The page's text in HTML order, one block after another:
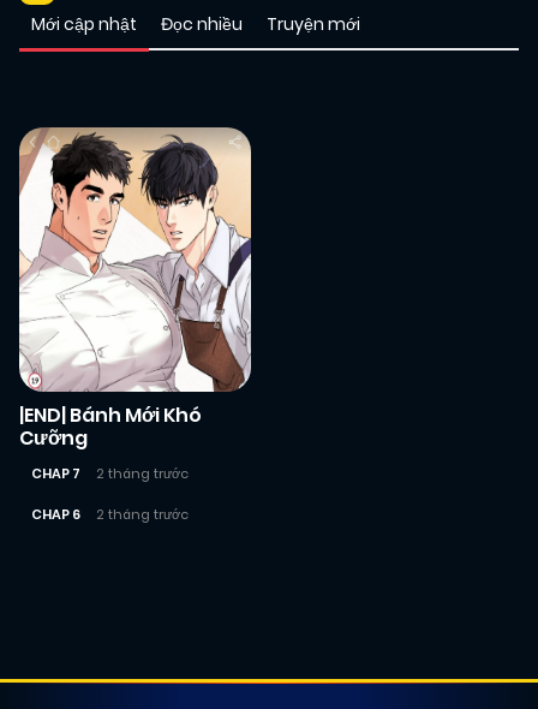
Mới cập nhật Đọc nhiều Truyện mới
|END| Bánh Mới Khó
Cưỡng
CHAP 7 2 tháng trước
CHAP 6 2 tháng trước